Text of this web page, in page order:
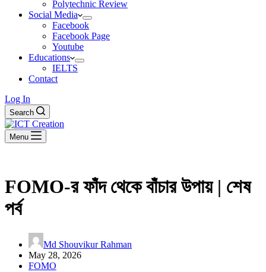
Polytechnic Review
Social Media
Facebook
Facebook Page
Youtube
Educations
IELTS
Contact
Log In
Search
Menu
FOMO-র ফাঁদ থেকে বাঁচার উপায় | শেষ
পর্ব
Md Shouvikur Rahman
May 28, 2026
FOMO